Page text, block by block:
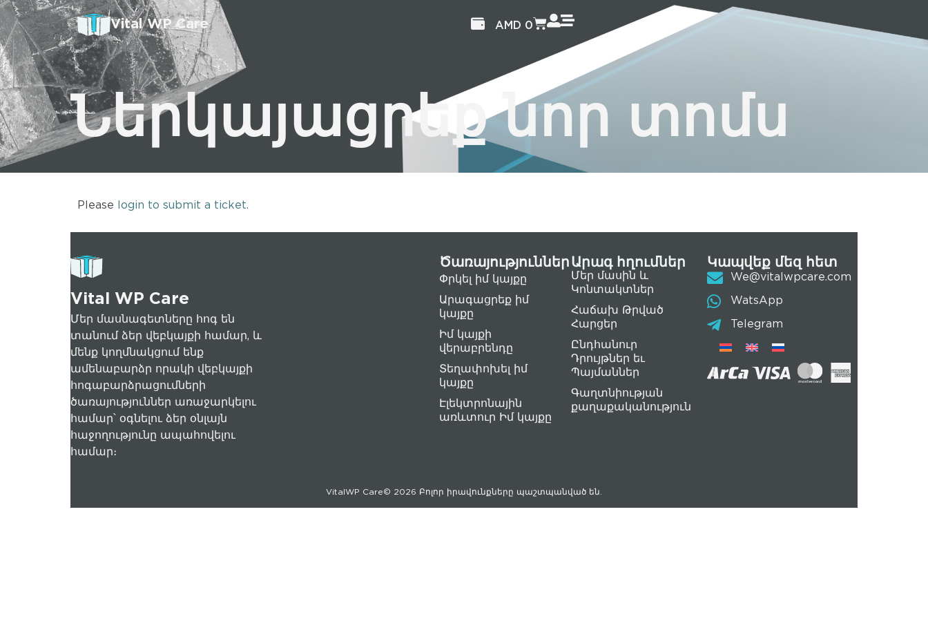
Vital WP Care AMD 0
Ներկայացրեք նոր տոմս
Please login to submit a ticket.
Vital WP Care
Մեր մասնագետները հոգ են
տանում ձեր վեբկայքի համար, և
մենք կողմնակցում ենք
ամենաբարձր որակի վեբկայքի
հոգաբարձրացումների
ծառայություններ առաջարկելու
համար՝ օգնելու ձեր օնլայն
հաջողությունը ապահովելու
համար։
Ծառայություններ
Փրկել իմ կայքը
Արագացրեք իմ
կայքը
Իմ կայքի
վերաբրենդը
Տեղափոխել իմ
կայքը
Էլեկտրոնային
առևտուր Իմ կայքը
Արագ հղումներ
Մեր մասին և
Կոնտակտներ
Հաճախ Թրված
Հարցեր
Ընդհանուր
Դրույթներ եւ
Պայմաններ
Գաղտնիության
քաղաքականություն
Կապվեք մեզ հետ
We@vitalwpcare.com
WatsApp
Telegram
VitalWP Care© 2026 Բոլոր իրավունքները պաշտպանված են.